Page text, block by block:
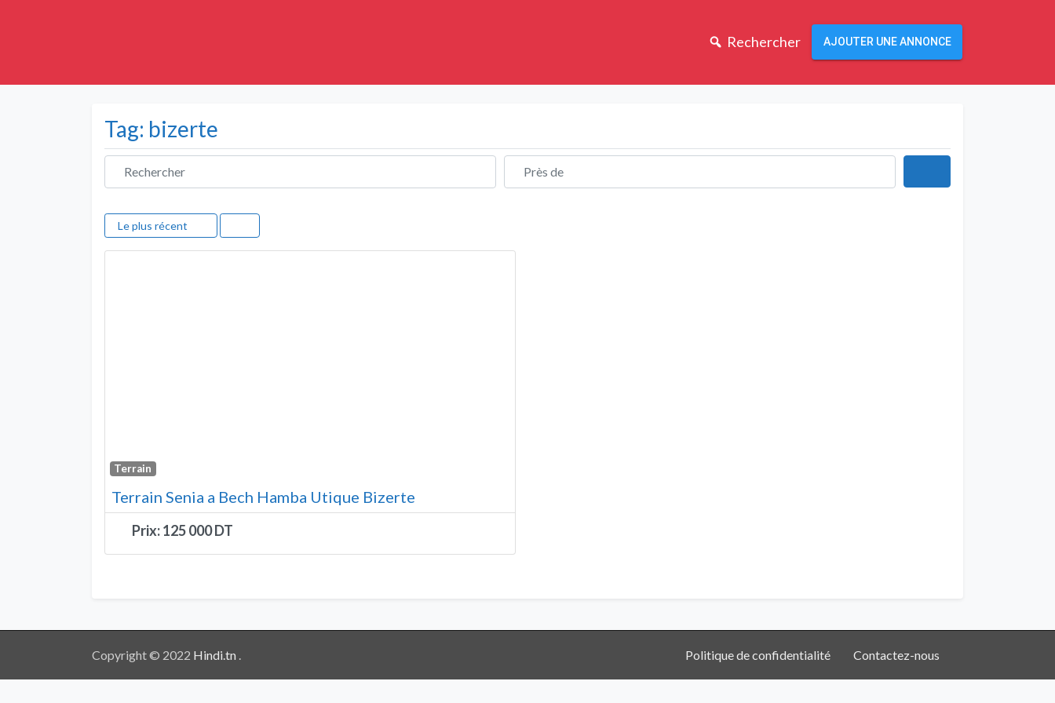
Rechercher AJOUTER UNE ANNONCE
Tag: bizerte
Rechercher Près de
Le plus récent
Terrain
Terrain Senia a Bech Hamba Utique Bizerte
Prix:125 000
Copyright © 2022 Hindi.tn . Politique de confidentialité Contactez-nous